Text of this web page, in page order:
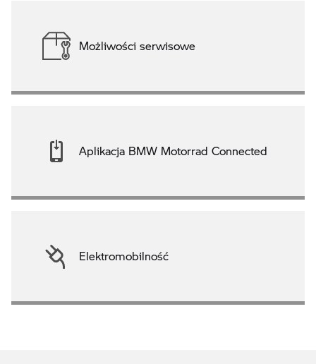
Możliwości serwisowe
Aplikacja BMW Motorrad Connected
Elektromobilność